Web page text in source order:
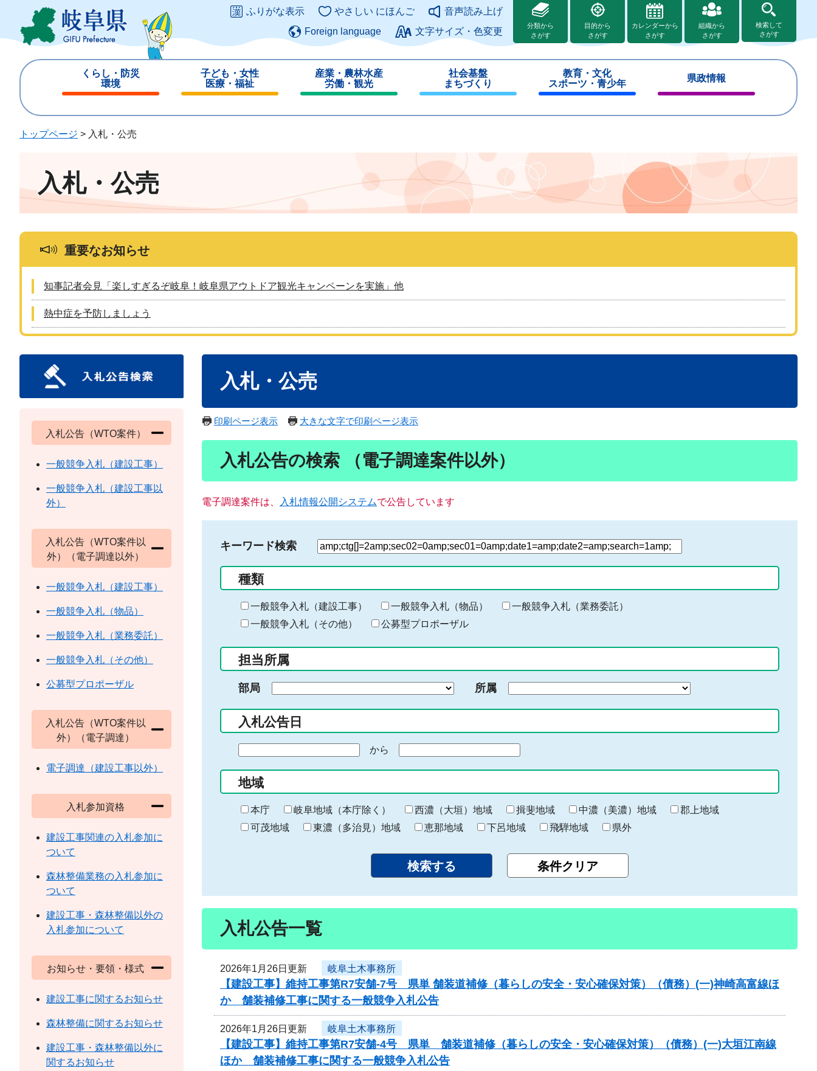
ジ
ュ
このページの本文へ
ふりがな表示 やさしい にほんご
音声読み上げ
Foreign language
文字サイズ・色変更
分類から
さがす
目的から
さがす
カレンダーから
さがす
組織から
さがす
検索して
さがす
くらし・防災
環境
じ
子ども・女性
医療・福祉
じ
産業・農林水産
労働・観光
じ
社会基盤
まちづくり
じ
教育・文化
スポーツ・青少年
じ
県政情報
じ
トップページ > 入札・公売
入札・公売
重要なお知らせ
知事記者会見「楽しすぎるぞ岐阜！岐阜県アウトドア観光キャンペーンを実施」他
熱中症を予防しましょう
入札・公売
印刷ページ表示 大きな文字で印刷ページ表示
入札公告の検索 （電子調達案件以外）
電子調達案件は、 入札情報公開システムで公告しています
キーワード検索
検
る
キ
ー
ー
入
力
種類
一般競争入札（建設工事） 一般競争入札（物品）
一般競争入札（業務委託）
一般競争入札（その他）
公募型プロポーザル
担当所属
部局 所属
入札公告日
の
始
ま
り
から
終
わ
り
地域
本庁 岐阜地域（本庁除く） 西濃（大垣）地域 揖斐地域 中濃（美濃）地域
郡上地域
可茂地域
東濃（多治見）地域 恵那地域 下呂地域 飛騨地域 県外
入札公告一覧
2026年1月26日更新 岐阜土木事務所
【建設工事】維持工事第R7安舗-7号 県単 舗装道補修（暮らしの安全・安心確保対策）（債務）(一)神崎高富線ほ
か 舗装補修工事に関する一般競争入札公告
2026年1月26日更新 岐阜土木事務所
【建設工事】維持工事第R7安舗-4号 県単 舗装道補修（暮らしの安全・安心確保対策）（債務）(一)大垣江南線
ほか 舗装補修工事に関する一般競争入札公告
入札公告（WTO案件）
一般競争入札（建設工事）
一般競争入札（建設工事以
外）
入札公告（WTO案件以
外）（電子調達以外）
一般競争入札（建設工事）
一般競争入札（物品）
一般競争入札（業務委託）
一般競争入札（その他）
公募型プロポーザル
入札公告（WTO案件以
外）（電子調達）
電子調達（建設工事以外）
入札参加資格
建設工事関連の入札参加に
ついて
森林整備業務の入札参加に
ついて
建設工事・森林整備以外の
入札参加について
お知らせ・要領・様式
建設工事に関するお知らせ
森林整備に関するお知らせ
建設工事・森林整備以外に
関するお知らせ